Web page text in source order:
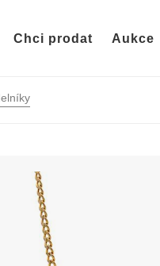
Chci prodat Aukce